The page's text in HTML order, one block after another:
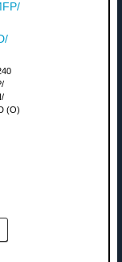
(О)